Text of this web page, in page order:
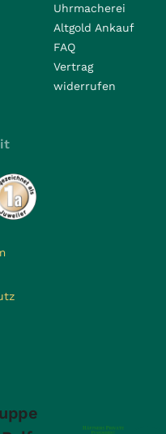
Uhrmacherei
Altgold Ankauf
FAQ
Vertrag
widerrufen